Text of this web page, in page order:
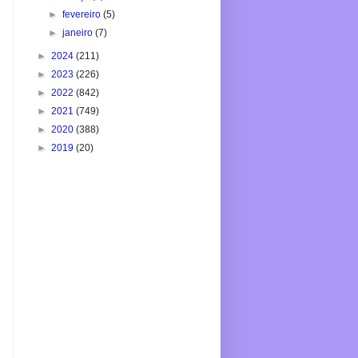
►fevereiro(5)
►janeiro(7)
► 2024 (211)
► 2023 (226)
► 2022 (842)
► 2021 (749)
► 2020 (388)
► 2019 (20)